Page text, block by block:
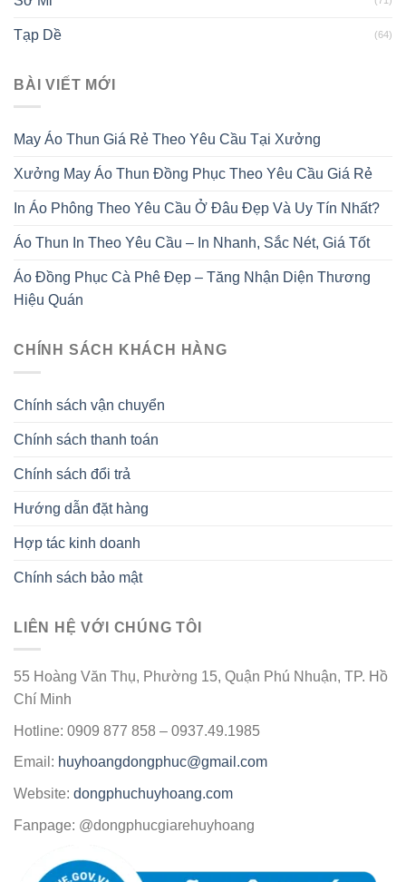
Tạp Dề (64)
BÀI VIẾT MỚI
May Áo Thun Giá Rẻ Theo Yêu Cầu Tại Xưởng
Xưởng May Áo Thun Đồng Phục Theo Yêu Cầu Giá Rẻ
In Áo Phông Theo Yêu Cầu Ở Đâu Đẹp Và Uy Tín Nhất?
Áo Thun In Theo Yêu Cầu – In Nhanh, Sắc Nét, Giá Tốt
Áo Đồng Phục Cà Phê Đẹp – Tăng Nhận Diện Thương
Hiệu Quán
CHÍNH SÁCH KHÁCH HÀNG
Chính sách vận chuyển
Chính sách thanh toán
Chính sách đổi trả
Hướng dẫn đặt hàng
Hợp tác kinh doanh
Chính sách bảo mật
LIÊN HỆ VỚI CHÚNG TÔI
55 Hoàng Văn Thụ, Phường 15, Quận Phú Nhuận, TP. Hồ
Chí Minh
Hotline: 0909 877 858 – 0937.49.1985
Email: huyhoangdongphuc@gmail.com
Website: dongphuchuyhoang.com
Fanpage: @dongphucgiarehuyhoang